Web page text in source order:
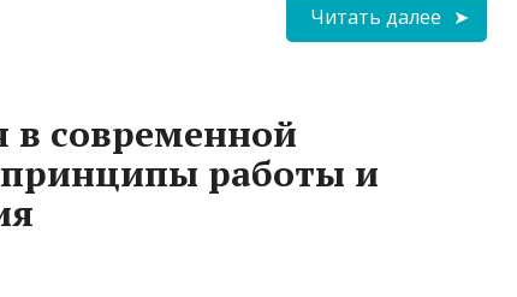
Читать далее
современной
работы и